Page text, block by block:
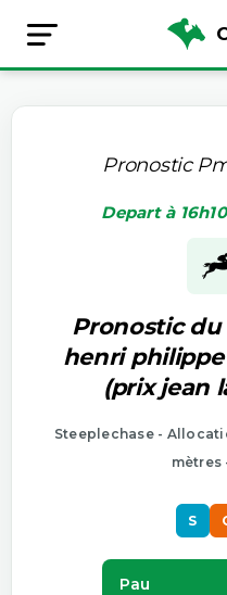
Pronostic
Depart à
Pronostic
henri philippe
(prix jean
Steeplechase -
mètres
S
Pau